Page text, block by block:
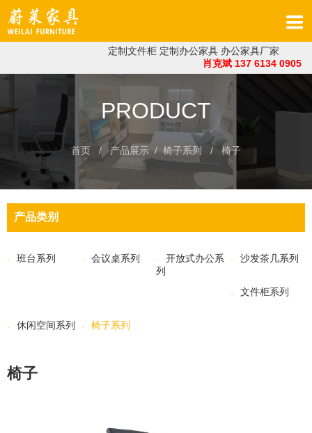
定制文件柜 定制办公家具 办公家具厂家
肖克斌 137 6134 0905
PRODUCT
首页 / 产品展示 / 椅子系列 / 椅子
产品类别
班台系列 会议桌系列
开放式办公系
列
沙发茶几系列
文件柜系列
休闲空间系列 椅子系列
椅子